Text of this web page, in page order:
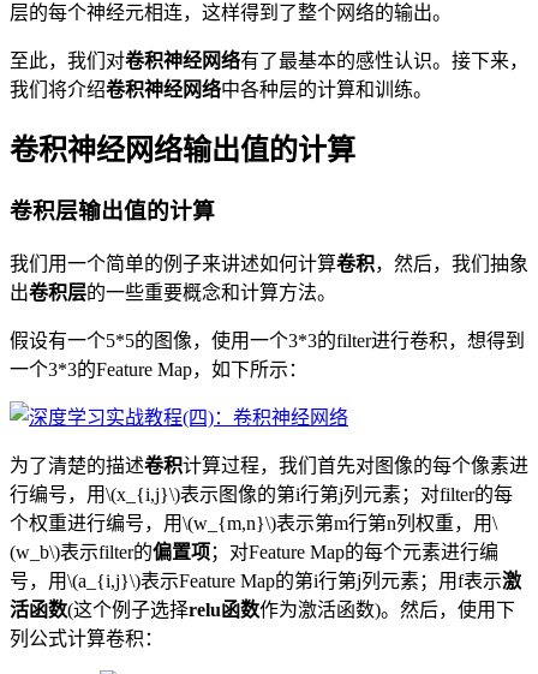
层的每个神经元相连，这样得到了整个网络的输出。
至此，我们对卷积神经网络有了最基本的感性认识。接下来，
我们将介绍卷积神经网络中各种层的计算和训练。
卷积神经网络输出值的计算
卷积层输出值的计算
我们用一个简单的例子来讲述如何计算卷积，然后，我们抽象
出卷积层的一些重要概念和计算方法。
假设有一个5*5的图像，使用一个3*3的filter进行卷积，想得到
一个3*3的Feature Map，如下所示：
为了清楚的描述卷积计算过程，我们首先对图像的每个像素进
行编号，用\(x_{i,j}\)表示图像的第i行第j列元素；对filter的每
个权重进行编号，用\(w_{m,n}\)表示第m行第n列权重，用\
(w_b\)表示filter的偏置项 ；对Feature Map的每个元素进行编
号，用\(a_{i,j}\)表示Feature Map的第i行第j列元素；用f表示激
活函数(这个例子选择relu函数作为激活函数)。然后，使用下
列公式计算卷积：